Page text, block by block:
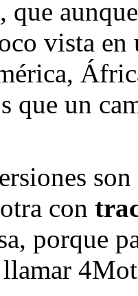
que
vista en
que un
con
porque